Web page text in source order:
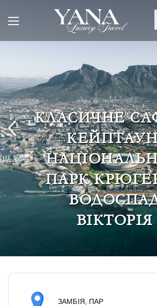
КЛАСИЧНЕ
ПАРК
ВІКТОРІЯ
ЗАМБІЯ ПАР